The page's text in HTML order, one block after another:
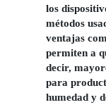
los
métodos
ventajas
permiten a
decir,
para
humedad y